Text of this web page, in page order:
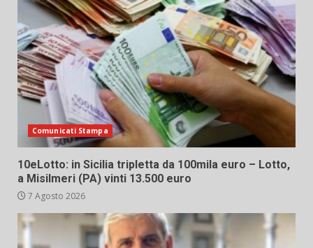
Comunicati Stampa
10eLotto: in Sicilia tripletta da 100mila euro – Lotto,
a Misilmeri (PA) vinti 13.500 euro
7 Agosto 2026